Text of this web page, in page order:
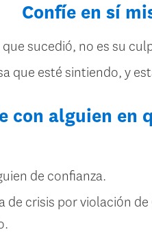
Confíe en sí
sucedió, no es su
que esté sintiendo, y
con alguien en
de confianza.
de crisis por violación